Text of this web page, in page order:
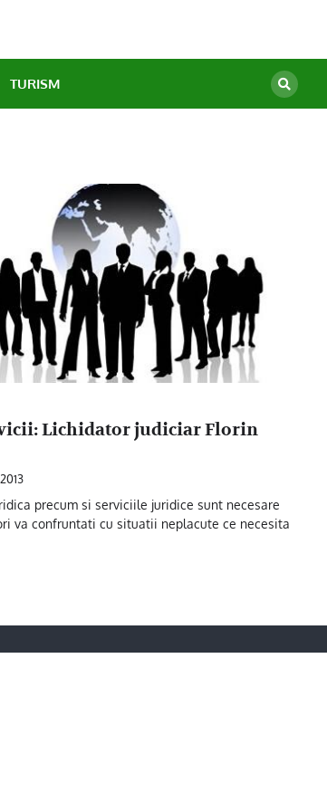
TURISM
Lichidator judiciar Florin
precum si serviciile juridice sunt necesare
va confruntati cu situatii neplacute ce necesita